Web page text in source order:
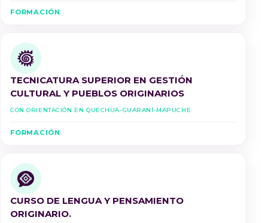
FORMACIÓN
TECNICATURA SUPERIOR EN GESTIÓN
CULTURAL Y PUEBLOS ORIGINARIOS
Con Orientación en Quechua-Guaraní-Mapuche
FORMACIÓN
CURSO DE LENGUA Y PENSAMIENTO
ORIGINARIO.